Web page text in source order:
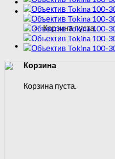
Корзина /0₽0
Корзина пуста.
0
Корзина
Корзина пуста.